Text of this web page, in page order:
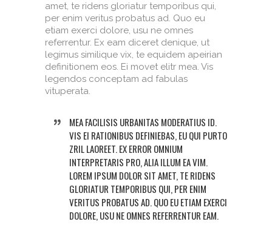
amet, te ridens gloriatur temporibus qui,
per enim veritus probatus ad. Quo eu
etiam exerci dolore, usu ne omnes
referrentur. Ex eam diceret denique, ut
legimus similique vix, te equidem apeirian
definitionem eos. Ei movet elitr mea. Vis
legendos conceptam ad fabulas
vituperata.
MEA FACILISIS URBANITAS MODERATIUS ID.
VIS EI RATIONIBUS DEFINIEBAS, EU QUI PURTO
ZRIL LAOREET. EX ERROR OMNIUM
INTERPRETARIS PRO, ALIA ILLUM EA VIM.
LOREM IPSUM DOLOR SIT AMET, TE RIDENS
GLORIATUR TEMPORIBUS QUI, PER ENIM
VERITUS PROBATUS AD. QUO EU ETIAM EXERCI
DOLORE, USU NE OMNES REFERRENTUR EAM.